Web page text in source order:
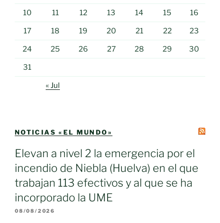
10 11 12 13 14 15 16
17 18 19 20 21 22 23
24 25 26 27 28 29 30
31
« Jul
NOTICIAS «EL MUNDO»
Elevan a nivel 2 la emergencia por el
incendio de Niebla (Huelva) en el que
trabajan 113 efectivos y al que se ha
incorporado la UME
08/08/2026